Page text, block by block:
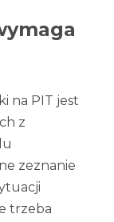
na PIT jest
z
zeznanie
trzeba